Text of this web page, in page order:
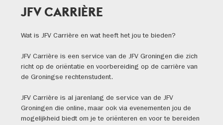
JFV CARRIÈRE
Wat is JFV Carrière en wat heeft het jou te bieden?
JFV Carrière is een service van de JFV Groningen die zich
richt op de oriëntatie en voorbereiding op de carrière van
de Groningse rechtenstudent.
JFV Carrière is al jarenlang de service van de JFV
Groningen die online, maar ook via evenementen jou de
mogelijkheid biedt om je te oriënteren en voor te bereiden